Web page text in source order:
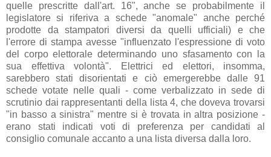
quelle prescritte dall'art. 16", anche se probabilmente il
legislatore si riferiva a schede "anomale" anche perché
prodotte da stampatori diversi da quelli ufficiali) e che
l'errore di stampa avesse "influenzato l'espressione di voto
del corpo elettorale determinando uno sfasamento con la
sua effettiva volontà". Elettrici ed elettori, insomma,
sarebbero stati disorientati e ciò emergerebbe dalle 91
schede votate nelle quali - come verbalizzato in sede di
scrutinio dai rappresentanti della lista 4, che doveva trovarsi
"in basso a sinistra" mentre si è trovata in altra posizione -
erano stati indicati voti di preferenza per candidati al
consiglio comunale accanto a una lista diversa dalla loro.